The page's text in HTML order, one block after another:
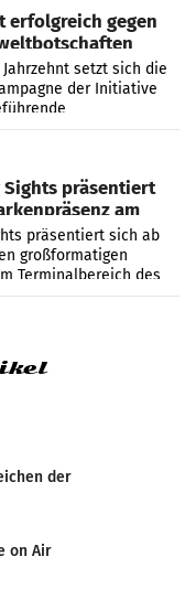
erfolgreich gegen
setzt sich die
der Initiative
Papierkommunikation
präsentiert
am
präsentiert sich ab
großformatigen
Terminalbereich des
befindet sich im
der
on Air